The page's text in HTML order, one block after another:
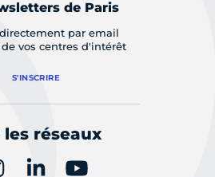
de Paris
directement par email
vos centres d'intérêt
S'INSCRIRE
les réseaux